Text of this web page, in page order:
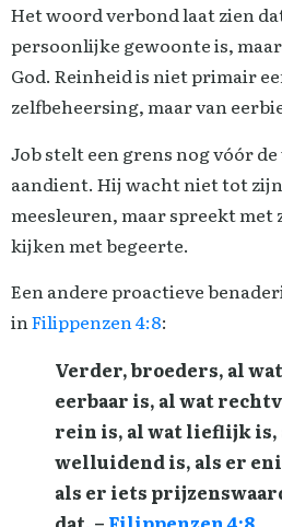
Het woord verbond laat zien
persoonlijke gewoonte is,
God. Reinheid is niet primair
zelfbeheersing, maar van
Job stelt een grens nog vóór
aandient. Hij wacht niet tot
meesleuren, maar spreekt met
kijken met begeerte.
Een andere proactieve
inFilippenzen 4:8:
Verder, broeders, al
eerbaar is, al wat
rein is, al wat lieflijk is,
welluidend is, als er
als er iets